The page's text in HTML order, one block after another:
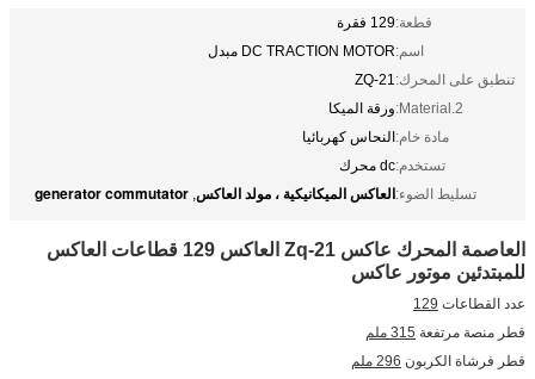
قطعة:129 فقرة
اسم:DC TRACTION MOTOR مبدل
تنطبق على المحرك:ZQ-21
Material.2: ورقة الميكا
مادة خام:النحاس كهربائيا
تستخدم:dc محرك
تسليط الضوء:العاكس الميكانيكية ، مولد العاكس,
generator commutator
العاصمة المحرك عاكس Zq-21 العاكس 129 قطاعات العاكس
للمبتدئين موتور عاكس
عدد القطاعات 129
قطر منصة مرتفعة 315 ملم
قطر فرشاة الكربون 296 ملم